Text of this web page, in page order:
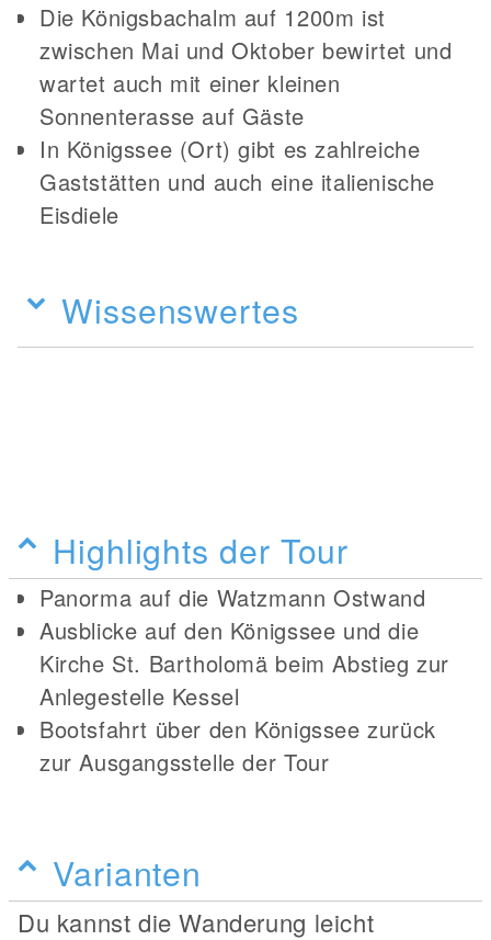
Die Königsbachalm auf 1200m ist
zwischen Mai und Oktober bewirtet und
wartet auch mit einer kleinen
Sonnenterasse auf Gäste
In Königssee (Ort) gibt es zahlreiche
Gaststätten und auch eine italienische
Eisdiele
Wissenswertes
Highlights der Tour
Panorma auf die Watzmann Ostwand
Ausblicke auf den Königssee und die
Kirche St. Bartholomä beim Abstieg zur
Anlegestelle Kessel
Bootsfahrt über den Königssee zurück
zur Ausgangsstelle der Tour
Varianten
Du kannst die Wanderung leicht